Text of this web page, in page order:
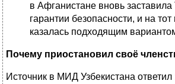
в Афганистане вновь заставила
гарантии безопасности, и на
казалась подходящим
Почему приостановил своё
Источник в МИД Узбекистана